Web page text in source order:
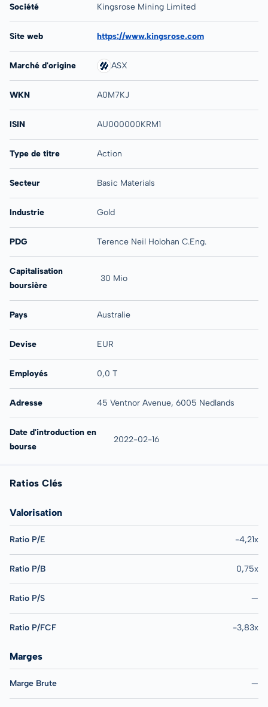
Société Kingsrose Mining Limited
Site web https://www.kingsrose.com
Marché d'origine ASX
WKN A0M7KJ
ISIN AU000000KRM1
Type de titre Action
Secteur Basic Materials
Industrie Gold
PDG Terence Neil Holohan C.Eng.
Capitalisation
boursière
30 Mio
Pays Australie
Devise EUR
Employés 0,0 T
Adresse 45 Ventnor Avenue, 6005 Nedlands
Date d'introduction en
bourse
2022-02-16
Ratios Clés
Valorisation
Ratio P/E -4,21x
Ratio P/B 0,75x
Ratio P/S —
Ratio P/FCF -3,83x
Marges
Marge Brute —